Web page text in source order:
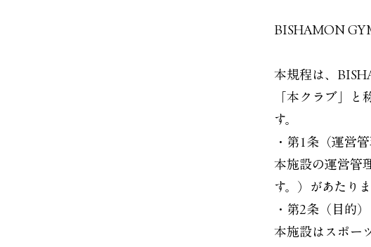
BISHAMON
本規程は、
「本クラブ」
す。
・第1条（運営管
本施設の運営管
す。）があたりま
・第2条（目的）
本施設はスポー